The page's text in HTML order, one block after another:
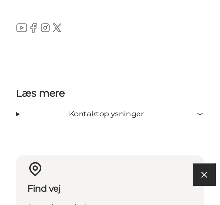
YouTube
Facebook
Instagram
Twitter
Læs mere
Kontaktoplysninger
Find vej